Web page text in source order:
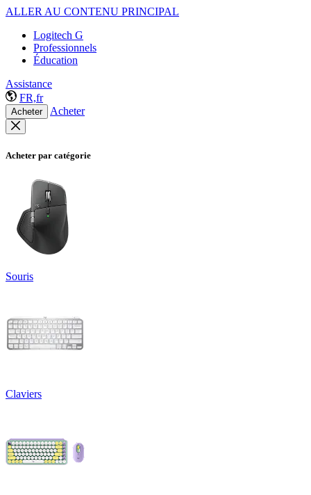
ALLER AU CONTENU PRINCIPAL
Logitech G
Professionnels
Éducation
Assistance
FR,fr
Acheter Acheter
Acheter par catégorie
Souris
Claviers